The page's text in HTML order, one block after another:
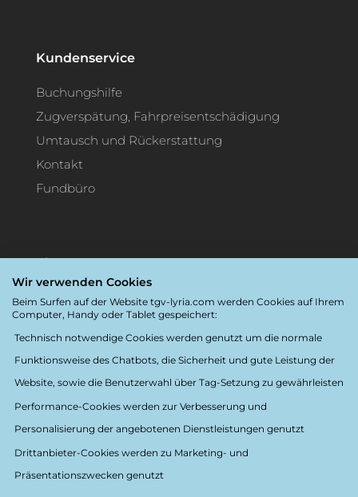
Kundenservice
Buchungshilfe
Zugverspätung, Fahrpreisentschädigung
Umtausch und Rückerstattung
Kontakt
Fundbüro
Sprache:
Deutsche
Destination:Schweiz
Barrierefreiheit
Folgen Sie uns
Wir verwenden Cookies
Beim Surfen auf der Website tgv-lyria.com werden Cookies auf Ihrem
Computer, Handy oder Tablet gespeichert:
Technisch notwendige Cookies werden genutzt um die normale
Funktionsweise des Chatbots, die Sicherheit und gute Leistung der
Website, sowie die Benutzerwahl über Tag-Setzung zu gewährleisten
Performance-Cookies werden zur Verbesserung und
Personalisierung der angebotenen Dienstleistungen genutzt
Drittanbieter-Cookies werden zu Marketing- und
Präsentationszwecken genutzt